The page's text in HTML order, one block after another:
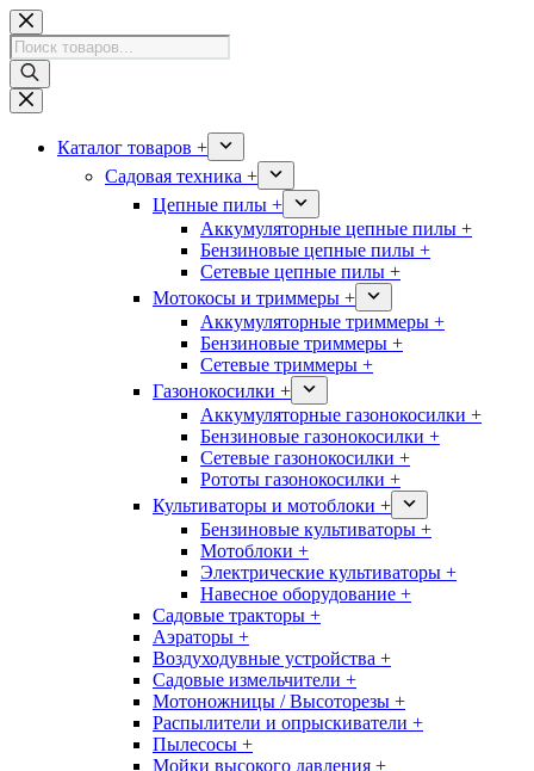
Перейти
к
сути
Поиск
товаров
Каталог товаров +
Садовая техника +
Цепные пилы +
Аккумуляторные цепные пилы +
Бензиновые цепные пилы +
Сетевые цепные пилы +
Мотокосы и триммеры +
Аккумуляторные триммеры +
Бензиновые триммеры +
Сетевые триммеры +
Газонокосилки +
Аккумуляторные газонокосилки +
Бензиновые газонокосилки +
Сетевые газонокосилки +
Рототы газонокосилки +
Культиваторы и мотоблоки +
Бензиновые культиваторы +
Мотоблоки +
Электрические культиваторы +
Навесное оборудование +
Садовые тракторы +
Аэраторы +
Воздуходувные устройства +
Садовые измельчители +
Мотоножницы / Высоторезы +
Распылители и опрыскиватели +
Пылесосы +
Мойки высокого давления +